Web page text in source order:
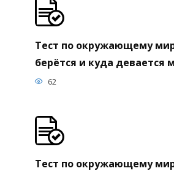
Тест по окружающему
берётся и куда девается
62
Тест по окружающему